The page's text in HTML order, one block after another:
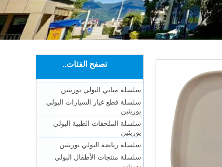
تصفح الفئات..
سلسلة مباني البولي يوريثين
سلسلة قطع غيار السيارات البولي
يوريثين
سلسلة الملحقات الطبية البولي
يوريثين
سلسلة رياضة البولي يوريثين
سلسلة منتجات الأطفال البولي